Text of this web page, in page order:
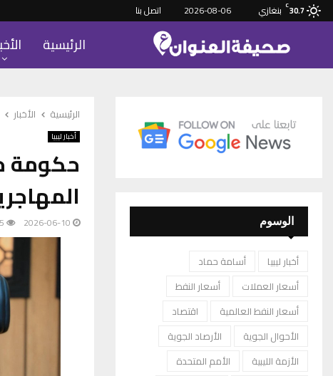
30.7
C بنغازي 2026-08-06 اتصل بنا
الرئيسية
الرئيسية الأخبار
أخبار ليبيا
حكومة
2026-06-10 الوسوم
أخبار ليبيا
أسامة حماد
أسعار العملات
أسعار النفط
أسعار النفط العالمية
اقتصاد
الأحوال الجوية
الأرصاد الجوية
الأزمة الليبية
الأمم المتحدة